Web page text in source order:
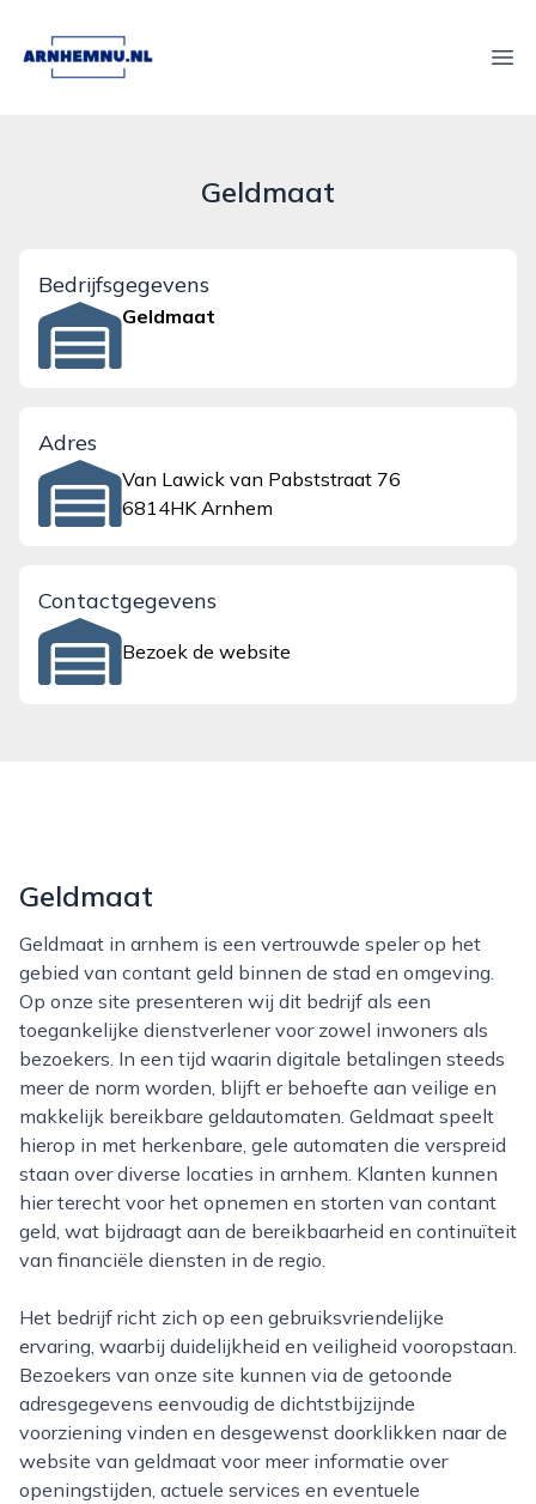
arnhemnu.nl
Geldmaat
Bedrijfsgegevens
Geldmaat
Adres
Van Lawick van Pabststraat 76
6814HK Arnhem
Contactgegevens
Bezoek de website
Geldmaat
Geldmaat in arnhem is een vertrouwde speler op het
gebied van contant geld binnen de stad en omgeving.
Op onze site presenteren wij dit bedrijf als een
toegankelijke dienstverlener voor zowel inwoners als
bezoekers. In een tijd waarin digitale betalingen steeds
meer de norm worden, blijft er behoefte aan veilige en
makkelijk bereikbare geldautomaten. Geldmaat speelt
hierop in met herkenbare, gele automaten die verspreid
staan over diverse locaties in arnhem. Klanten kunnen
hier terecht voor het opnemen en storten van contant
geld, wat bijdraagt aan de bereikbaarheid en continuïteit
van financiële diensten in de regio.
Het bedrijf richt zich op een gebruiksvriendelijke
ervaring, waarbij duidelijkheid en veiligheid vooropstaan.
Bezoekers van onze site kunnen via de getoonde
adresgegevens eenvoudig de dichtstbijzijnde
voorziening vinden en desgewenst doorklikken naar de
website van geldmaat voor meer informatie over
openingstijden, actuele services en eventuele